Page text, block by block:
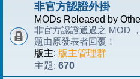
非官方認證外掛
MODs Released by
非官方認證通過之 MOD
題由原發表者回覆！
版主: 版主管理群
主題: 670